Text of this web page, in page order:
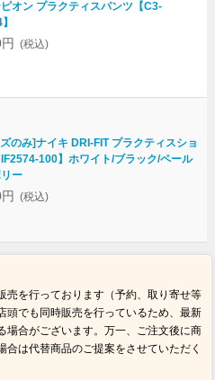
オン プラクティスパンツ【C3-
(税込)
のみ]ナイキ DRI-FIT プラクティスショ
100】ホワイト/ブラック/ペール
ー
(税込)
売を行っております（予約、取り寄せ等
頭でも同時販売を行っているため、最新
場合がございます。万一、ご注文後に商
は代替商品のご提案をさせていただく